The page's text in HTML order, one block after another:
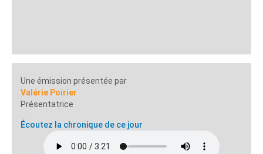
Une émission présentée par
Valérie Poirier
Présentatrice
Écoutez la chronique de ce jour